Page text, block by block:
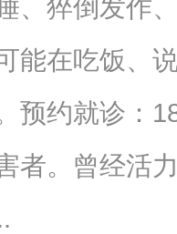
、猝倒发作
能在吃饭、
预约就诊：
者。曾经活